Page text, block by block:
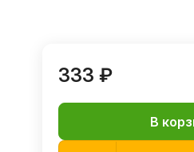
333 ₽
В